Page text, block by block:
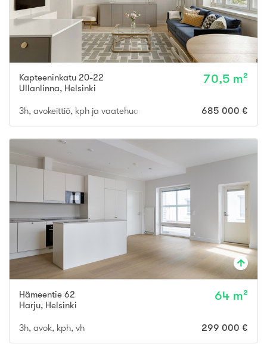
Kapteeninkatu 20-22
Ullanlinna, Helsinki
70,5 m²
3h, avokeittiö, kph ja vaatehuone 685 000 €
Hämeentie 62
Harju, Helsinki
64 m²
3h, avok, kph, vh 299 000 €